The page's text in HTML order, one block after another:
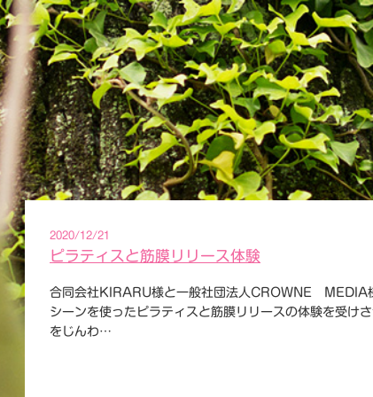
2020/12/21
ピラティスと筋膜リリース体験
合同会社KIRARU様と一般社団法人CROWNE MEDIA
シーンを使ったピラティスと筋膜リリースの体験を受け
をじんわ…